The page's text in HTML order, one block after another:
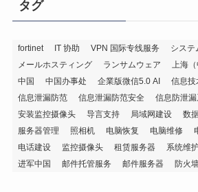
タグ
fortinet IT 协助 VPN 国际专线服务
システ
メールホスティング
ランサムウェア 上海
中国
中国办事处 企業版微信5.0 AI 信息技
信息泄漏防范
信息泄漏防范安全 信息防泄
安装监控摄像头
导言支持 局域网建设 数
服务器管理
照相机 电脑恢复 电脑维修
电话建设
监控摄像头 租赁服务器 系统维
进军中国
邮件托管服务 邮件服务器 防火